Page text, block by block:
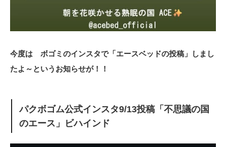
今度は ボゴミのインスタで「エースベッドの投稿」しまし
たよ～というお知らせが！！
パクボゴム公式インスタ9/13投稿「不思議の国
のエース」ビハインド